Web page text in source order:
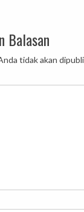
Balasan
tidak akan